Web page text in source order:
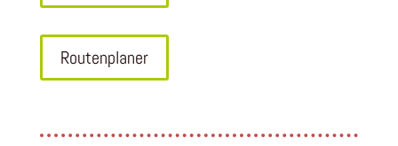
Routenplaner